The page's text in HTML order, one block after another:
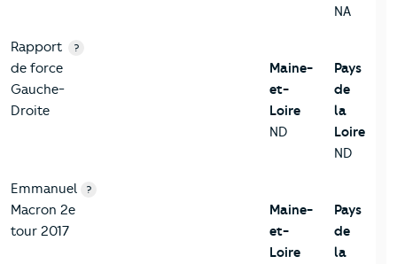
NA
Rapport
de force
Gauche-
Droite
?
Maine-
et-
Loire
ND
Pays
de
la
Loire
ND
Emmanuel
Macron 2e
tour 2017
?
Maine-
et-
Loire
Pays
de
la